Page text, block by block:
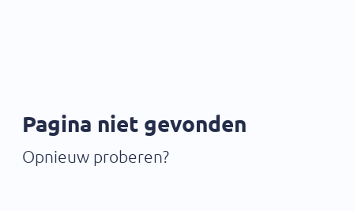
Pagina niet gevonden
Opnieuw proberen?